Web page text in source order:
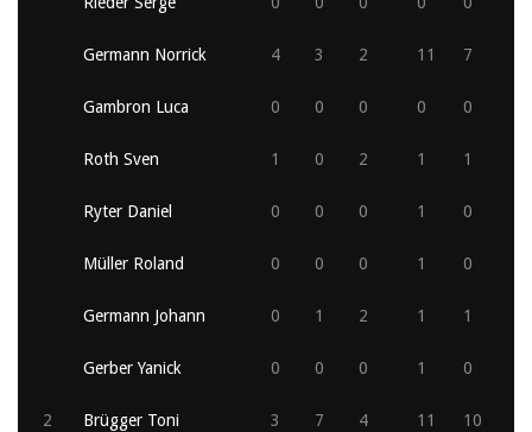
Germann Norrick 4 3 2 11 7
Gambron Luca 0 0 0 0 0
Roth Sven 1 0 2 1 1
Ryter Daniel 0 0 0 1 0
Müller Roland 0 0 0 1 0
Germann Johann 0 1 2 1 1
Gerber Yanick 0 0 0 1 0
2 Brügger Toni 3 7 4 11 10